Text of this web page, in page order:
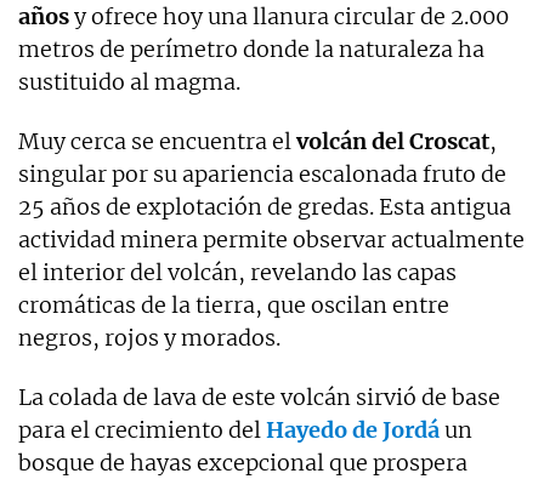
añosy ofrece hoy una llanura circular de 2.000
metros de perímetro donde la naturaleza ha
sustituido al magma.
Muy cerca se encuentra elvolcán del Croscat,
singular por su apariencia escalonada fruto de
25 años de explotación de gredas. Esta antigua
actividad minera permite observar actualmente
el interior del volcán, revelando las capas
cromáticas de la tierra, que oscilan entre
negros, rojos y morados.
La colada de lava de este volcán sirvió de base
para el crecimiento delHayedo de Jordáun
bosque de hayas excepcional que prospera